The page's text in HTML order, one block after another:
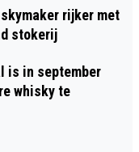
rijker met
stokerij
is in september
whisky te